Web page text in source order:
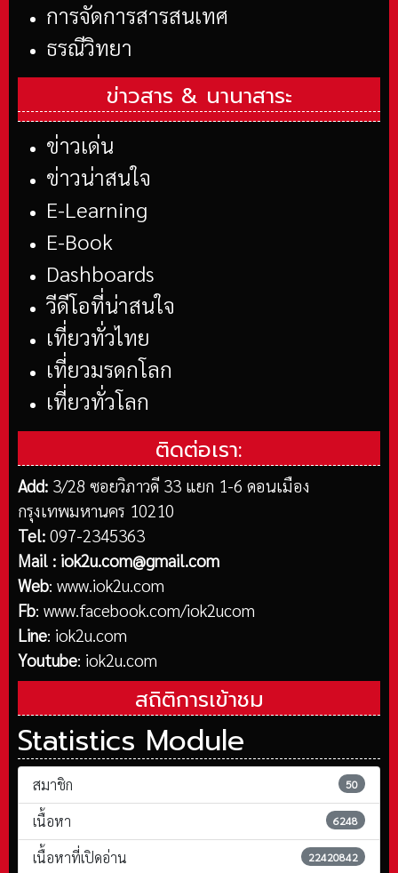
การจัดการสารสนเทศ
ธรณีวิทยา
ข่าวสาร & นานาสาระ
ข่าวเด่น
ข่าวน่าสนใจ
E-Learning
E-Book
Dashboards
วีดีโอที่น่าสนใจ
เที่ยวทั่วไทย
เที่ยวมรดกโลก
เที่ยวทั่วโลก
ติดต่อเรา:
Add: 3/28 ซอยวิภาวดี 33 แยก 1-6 ดอนเมือง
กรุงเทพมหานคร 10210
Tel: 097-2345363
Mail : iok2u.com@gmail.com
Web: www.iok2u.com
Fb: www.facebook.com/iok2ucom
Line: iok2u.com
Youtube: iok2u.com
สถิติการเข้าชม
Statistics Module
สมาชิก 50
เนื้อหา 6248
เนื้อหาที่เปิดอ่าน 22420842